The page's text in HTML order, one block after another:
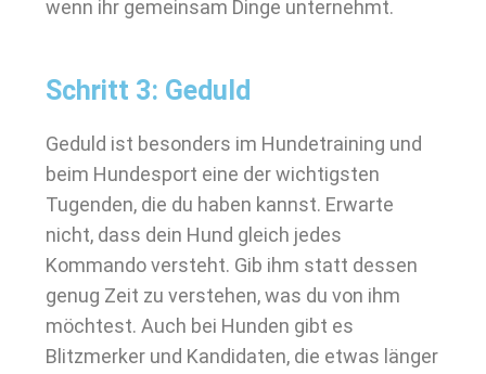
wenn ihr gemeinsam Dinge unternehmt.
Schritt 3: Geduld
Geduld ist besonders im Hundetraining und
beim Hundesport eine der wichtigsten
Tugenden, die du haben kannst. Erwarte
nicht, dass dein Hund gleich jedes
Kommando versteht. Gib ihm statt dessen
genug Zeit zu verstehen, was du von ihm
möchtest. Auch bei Hunden gibt es
Blitzmerker und Kandidaten, die etwas länger